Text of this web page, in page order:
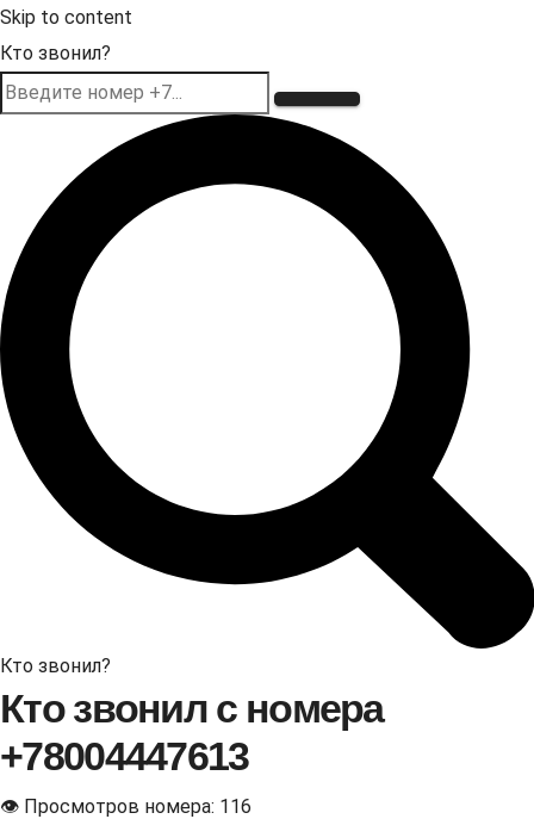
Skip to content
Кто звонил?
Кто звонил?
Кто звонил с номера
+78004447613
👁 Просмотров номера: 116